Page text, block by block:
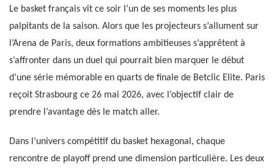
Le basket français vit ce soir l’un de ses moments les plus
palpitants de la saison. Alors que les projecteurs s’allument sur
l’Arena de Paris, deux formations ambitieuses s’apprêtent à
s’affronter dans un duel qui pourrait bien marquer le début
d’une série mémorable en quarts de finale de Betclic Elite. Paris
reçoit Strasbourg ce 26 mai 2026, avec l’objectif clair de
prendre l’avantage dès le match aller.
Dans l’univers compétitif du basket hexagonal, chaque
rencontre de playoff prend une dimension particulière. Les deux